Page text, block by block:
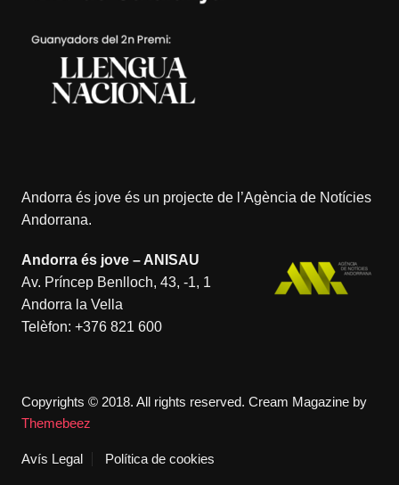
Andorra és jove és un projecte de l’Agència de Notícies
Andorrana.
Andorra és jove – ANISAU
Av. Príncep Benlloch, 43, -1, 1
Andorra la Vella
Telèfon: +376 821 600
Copyrights © 2018. All rights reserved. Cream Magazine by
Themebeez
Avís Legal Política de cookies